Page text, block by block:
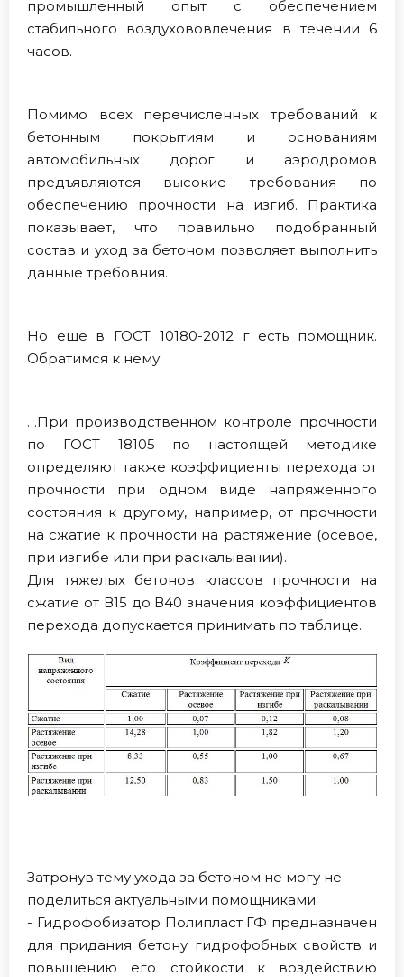
промышленный опыт с обеспечением
стабильного воздухововлечения в течении 6
часов.
Помимо всех перечисленных требований к
бетонным покрытиям и основаниям
автомобильных дорог и аэродромов
предъявляются высокие требования по
обеспечению прочности на изгиб. Практика
показывает, что правильно подобранный
состав и уход за бетоном позволяет выполнить
данные требовния.
Но еще в ГОСТ 10180-2012 г есть помощник.
Обратимся к нему:
…При производственном контроле прочности
по ГОСТ 18105 по настоящей методике
определяют также коэффициенты перехода от
прочности при одном виде напряженного
состояния к другому, например, от прочности
на сжатие к прочности на растяжение (осевое,
при изгибе или при раскалывании).
Для тяжелых бетонов классов прочности на
сжатие от В15 до В40 значения коэффициентов
перехода допускается принимать по таблице.
Затронув тему ухода за бетоном не могу не
поделиться актуальными помощниками:
- Гидрофобизатор Полипласт ГФ предназначен
для придания бетону гидрофобных свойств и
повышению его стойкости к воздействию